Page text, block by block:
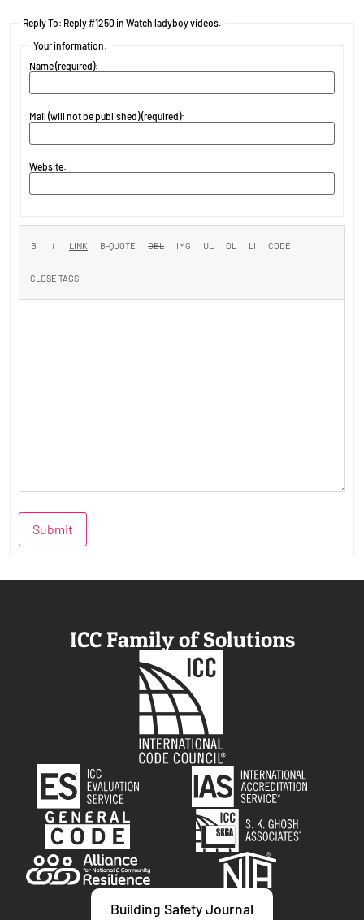
Reply To: Reply #1250 in Watch ladyboy videos.
Your information:
Name (required):
Mail (will not be published) (required):
Website:
Submit
ICC Family of Solutions
Building Safety Journal